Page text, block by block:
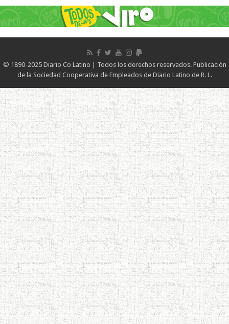
© 1890-2025 Diario Co Latino | Todos los derechos reservados. Publicación
de la Sociedad Cooperativa de Empleados de Diario Latino de R. L.